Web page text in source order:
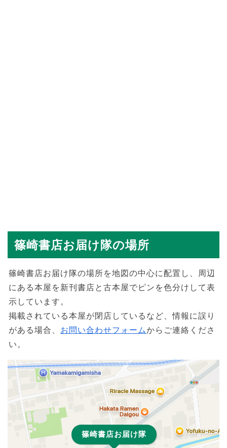
篠崎書店お届け隊の場所
篠崎書店お届け隊の場所を地図の中心に配置し、周辺
にある本屋を新刊書店と古本屋でピンを色分けして表
示しています。
掲載されている本屋が閉店しているなど、情報に誤り
がある場合、 お問い合わせフォームからご連絡くださ
い。
篠崎書店お届け隊